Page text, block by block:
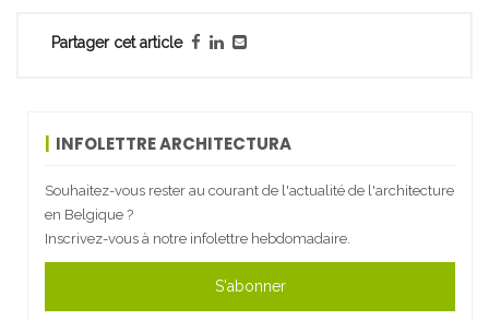
Partager cet article
INFOLETTRE ARCHITECTURA
Souhaitez-vous rester au courant de l'actualité de l'architecture
en Belgique ?
Inscrivez-vous à notre infolettre hebdomadaire.
S'abonner